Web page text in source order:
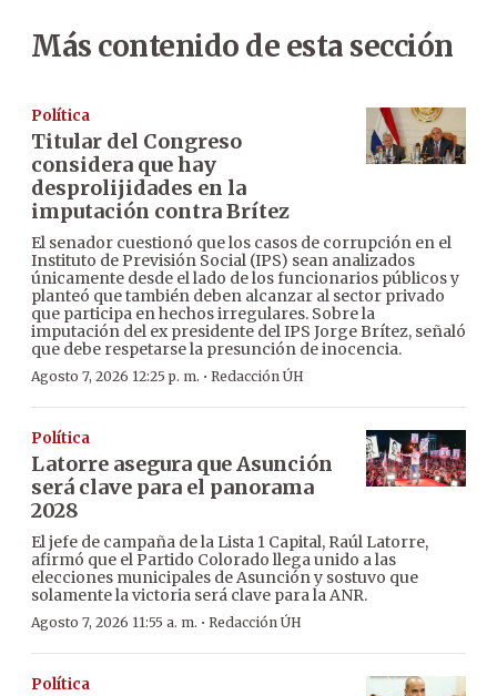
Más contenido de esta sección
Política
Titular del Congreso
considera que hay
desprolijidades en la
imputación contra Brítez
El senador cuestionó que los casos de corrupción en el
Instituto de Previsión Social (IPS) sean analizados
únicamente desde el lado de los funcionarios públicos y
planteó que también deben alcanzar al sector privado
que participa en hechos irregulares. Sobre la
imputación del ex presidente del IPS Jorge Brítez, señaló
que debe respetarse la presunción de inocencia.
Agosto 7, 2026 12:25 p. m. · Redacción ÚH
Política
Latorre asegura que Asunción
será clave para el panorama
2028
El jefe de campaña de la Lista 1 Capital, Raúl Latorre,
afirmó que el Partido Colorado llega unido a las
elecciones municipales de Asunción y sostuvo que
solamente la victoria será clave para la ANR.
Agosto 7, 2026 11:55 a. m. · Redacción ÚH
Política